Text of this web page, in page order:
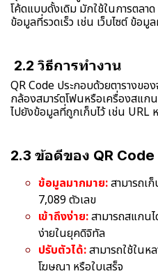
โค้ดแบบดั้งเดิม มักใช้ในการตลาด
ข้อมูลที่รวดเร็ว เช่น เว็บไซต์ ข้อ
2.2 วิธีการทำงาน
QR Code ประกอบด้วยตารางของ
กล้องสมาร์ตโฟนหรือเครื่องสแก
ไปยังข้อมูลที่ถูกเก็บไว้ เช่น URL
2.3 ข้อดีของ QR Code
ข้อมูลมากมาย:สามารถเ
7,089 ตัวเลข
เข้าถึงง่าย:สามารถสแกนไ
ง่ายในยุคดิจิทัล
ปรับตัวได้:สามารถใช้ใน
โฆษณา หรือใบเสร็จ